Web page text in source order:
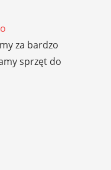
za bardzo
sprzęt do